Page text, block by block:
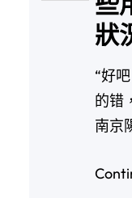
狀
“好
的错
南京